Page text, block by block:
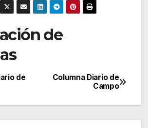
de
Columna Diario de
Campo
de